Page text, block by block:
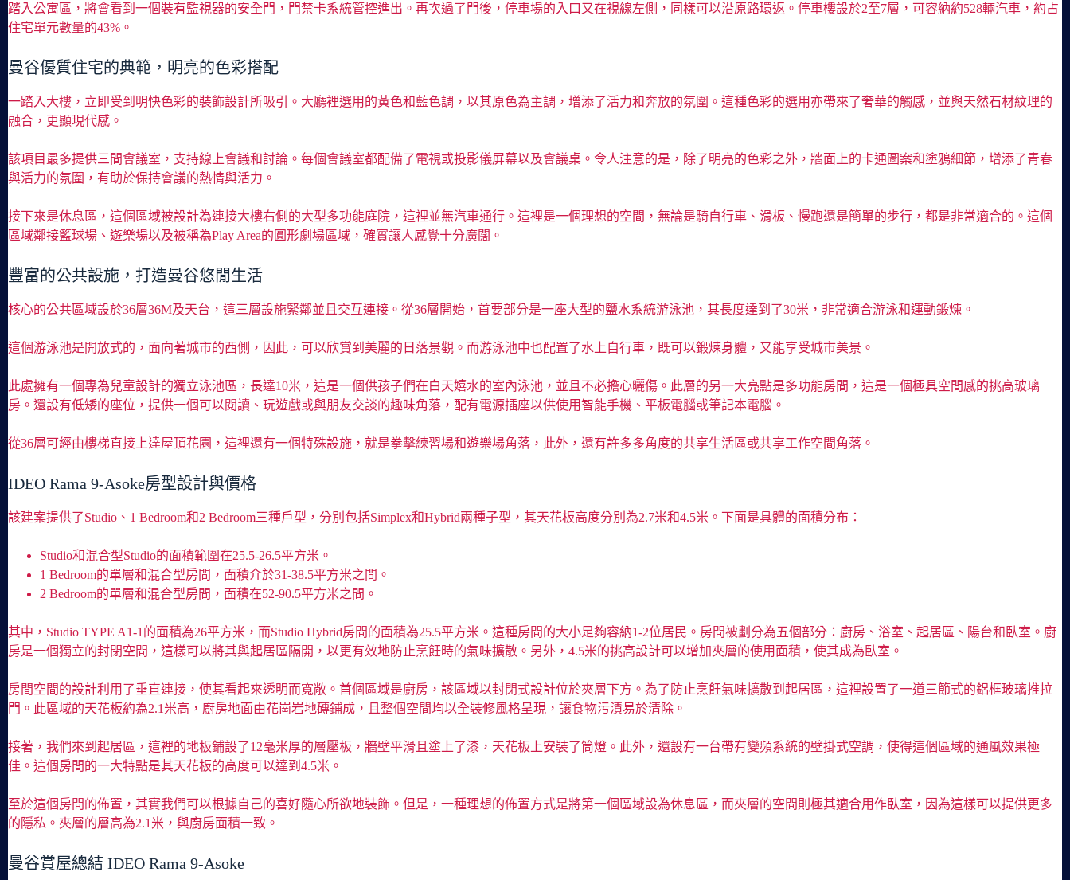
踏入公寓區，將會看到一個裝有監視器的安全門，門禁卡系統管控進出。再次過了門後，停車場的入口又在視線左側，同樣可以沿原路環返。停車樓設於2至7層，可容納約528輛汽車，約占
住宅單元數量的43%。
曼谷優質住宅的典範，明亮的色彩搭配
一踏入大樓，立即受到明快色彩的裝飾設計所吸引。大廳裡選用的黃色和藍色調，以其原色為主調，增添了活力和奔放的氛圍。這種色彩的選用亦帶來了奢華的觸感，並與天然石材紋理的
融合，更顯現代感。
該項目最多提供三間會議室，支持線上會議和討論。每個會議室都配備了電視或投影儀屏幕以及會議桌。令人注意的是，除了明亮的色彩之外，牆面上的卡通圖案和塗鴉細節，增添了青春
與活力的氛圍，有助於保持會議的熱情與活力。
接下來是休息區，這個區域被設計為連接大樓右側的大型多功能庭院，這裡並無汽車通行。這裡是一個理想的空間，無論是騎自行車、滑板、慢跑還是簡單的步行，都是非常適合的。這個
區域鄰接籃球場、遊樂場以及被稱為Play Area的圓形劇場區域，確實讓人感覺十分廣闊。
豐富的公共設施，打造曼谷悠閒生活
核心的公共區域設於36層36M及天台，這三層設施緊鄰並且交互連接。從36層開始，首要部分是一座大型的鹽水系統游泳池，其長度達到了30米，非常適合游泳和運動鍛煉。
這個游泳池是開放式的，面向著城市的西側，因此，可以欣賞到美麗的日落景觀。而游泳池中也配置了水上自行車，既可以鍛煉身體，又能享受城市美景。
此處擁有一個專為兒童設計的獨立泳池區，長達10米，這是一個供孩子們在白天嬉水的室內泳池，並且不必擔心曬傷。此層的另一大亮點是多功能房間，這是一個極具空間感的挑高玻璃
房。還設有低矮的座位，提供一個可以閱讀、玩遊戲或與朋友交談的趣味角落，配有電源插座以供使用智能手機、平板電腦或筆記本電腦。
從36層可經由樓梯直接上達屋頂花園，這裡還有一個特殊設施，就是拳擊練習場和遊樂場角落，此外，還有許多多角度的共享生活區或共享工作空間角落。
IDEO Rama 9-Asoke房型設計與價格
該建案提供了Studio、1 Bedroom和2 Bedroom三種戶型，分別包括Simplex和Hybrid兩種子型，其天花板高度分別為2.7米和4.5米。下面是具體的面積分布：
Studio和混合型Studio的面積範圍在25.5-26.5平方米。
1 Bedroom的單層和混合型房間，面積介於31-38.5平方米之間。
2 Bedroom的單層和混合型房間，面積在52-90.5平方米之間。
其中，Studio TYPE A1-1的面積為26平方米，而Studio Hybrid房間的面積為25.5平方米。這種房間的大小足夠容納1-2位居民。房間被劃分為五個部分：廚房、浴室、起居區、陽台和臥室。廚
房是一個獨立的封閉空間，這樣可以將其與起居區隔開，以更有效地防止烹飪時的氣味擴散。另外，4.5米的挑高設計可以增加夾層的使用面積，使其成為臥室。
房間空間的設計利用了垂直連接，使其看起來透明而寬敞。首個區域是廚房，該區域以封閉式設計位於夾層下方。為了防止烹飪氣味擴散到起居區，這裡設置了一道三節式的鋁框玻璃推拉
門。此區域的天花板約為2.1米高，廚房地面由花崗岩地磚鋪成，且整個空間均以全裝修風格呈現，讓食物污漬易於清除。
接著，我們來到起居區，這裡的地板鋪設了12毫米厚的層壓板，牆壁平滑且塗上了漆，天花板上安裝了筒燈。此外，還設有一台帶有變頻系統的壁掛式空調，使得這個區域的通風效果極
佳。這個房間的一大特點是其天花板的高度可以達到4.5米。
至於這個房間的佈置，其實我們可以根據自己的喜好隨心所欲地裝飾。但是，一種理想的佈置方式是將第一個區域設為休息區，而夾層的空間則極其適合用作臥室，因為這樣可以提供更多
的隱私。夾層的層高為2.1米，與廚房面積一致。
曼谷賞屋總結 IDEO Rama 9-Asoke